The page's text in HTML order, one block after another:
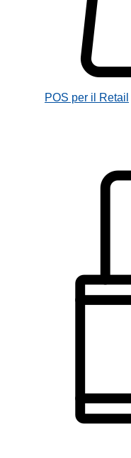
POS per il Retail